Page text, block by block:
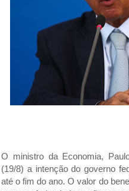
O ministro da Economia,
(19/8) a intenção do governo
até o fim do ano. O valor do